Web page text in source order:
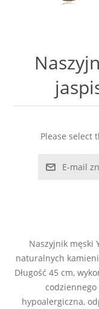
LABRADORYT
MASA PERŁOWA
RODOCHROZYT
TURMALIN
Please select
E-mail
Naszyjnik męski
naturalnych
Długość 45 cm,
codziennego
hypoalergiczna,